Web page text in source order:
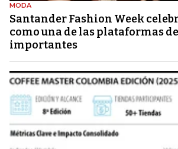
MODA
Santander Fashion Week
como una de las plataformas
importantes